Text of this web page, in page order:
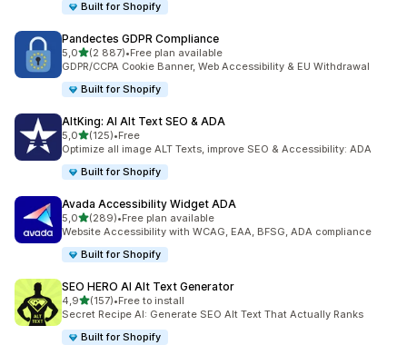
Built for Shopify
Pandectes GDPR Compliance
5,0z 5 hvězd
(2 887)
Celkový počet recenzí: 2887
•Free plan available
GDPR/CCPA Cookie Banner, Web Accessibility & EU Withdrawal
Built for Shopify
AltKing: AI Alt Text SEO & ADA
5,0z 5 hvězd
(125)
Celkový počet recenzí: 125
•Free
Optimize all image ALT Texts, improve SEO & Accessibility: ADA
Built for Shopify
Avada Accessibility Widget ADA
5,0z 5 hvězd
(289)
Celkový počet recenzí: 289
•Free plan available
Website Accessibility with WCAG, EAA, BFSG, ADA compliance
Built for Shopify
SEO HERO AI Alt Text Generator
4,9z 5 hvězd
(157)
Celkový počet recenzí: 157
•Free to install
Secret Recipe AI: Generate SEO Alt Text That Actually Ranks
Built for Shopify